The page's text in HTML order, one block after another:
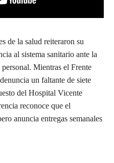
de la salud reiteraron su
al sistema sanitario ante la
Mientras el Frente
un faltante de siete
del Hospital Vicente
reconoce que el
anuncia entregas semanales